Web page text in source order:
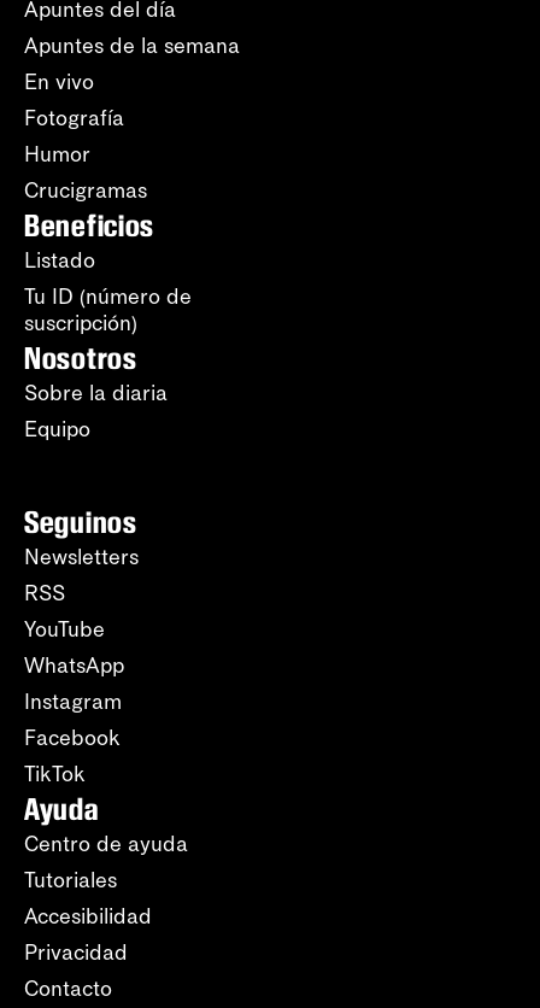
Apuntes del día
Apuntes de la semana
En vivo
Fotografía
Humor
Crucigramas
Beneficios
Listado
Tu ID (número de
suscripción)
Nosotros
Sobre la diaria
Equipo
Seguinos
Newsletters
RSS
YouTube
WhatsApp
Instagram
Facebook
TikTok
Ayuda
Centro de ayuda
Tutoriales
Accesibilidad
Privacidad
Contacto